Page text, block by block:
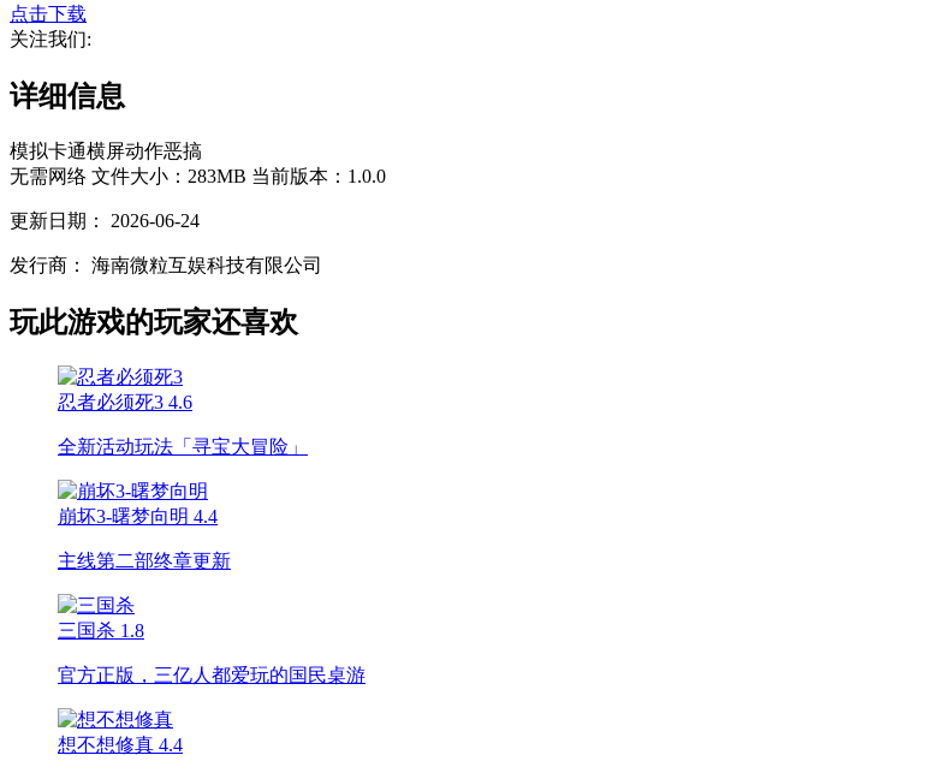
点击下载
关注我们:
详细信息
模拟卡通横屏动作恶搞
无需网络 文件大小：283MB 当前版本：1.0.0
更新日期： 2026-06-24
发行商： 海南微粒互娱科技有限公司
玩此游戏的玩家还喜欢
忍者必须死3 4.6
全新活动玩法「寻宝大冒险」
崩坏3-曙梦向明 4.4
主线第二部终章更新
三国杀 1.8
官方正版，三亿人都爱玩的国民桌游
想不想修真 4.4